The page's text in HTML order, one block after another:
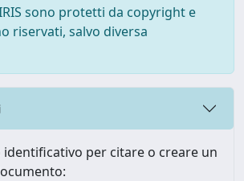
sono protetti da copyright e
riservati, salvo diversa
identificativo per citare o creare un